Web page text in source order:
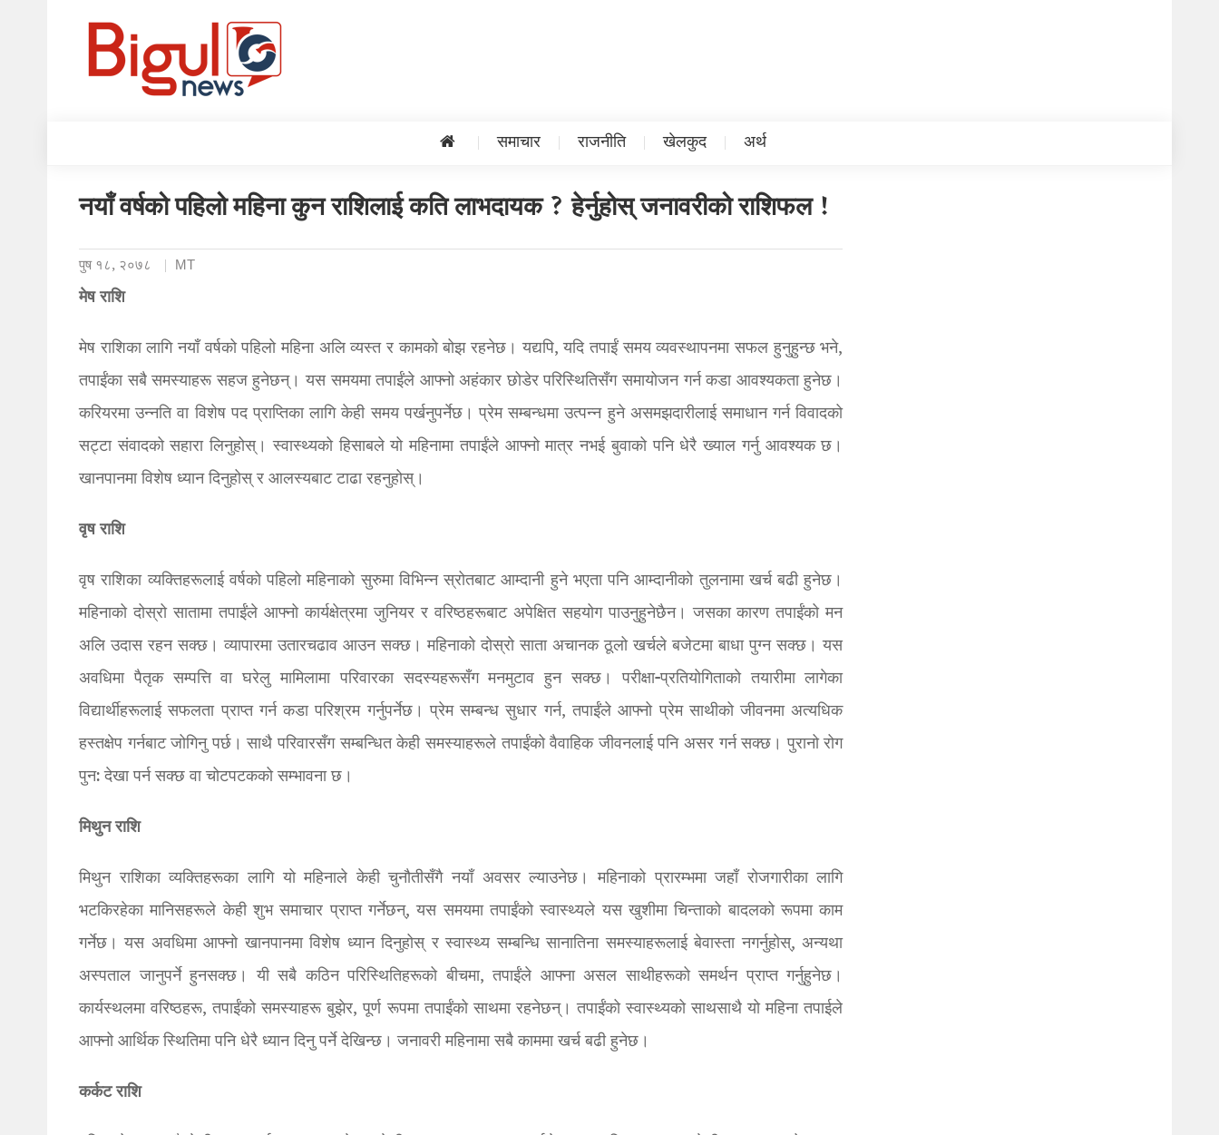
समाचार राजनीति खेलकुद अर्थ
नयाँ वर्षको पहिलो महिना कुन राशिलाई कति लाभदायक ? हेर्नुहोस् जनावरीको राशिफल !
पुष १८, २०७८ MT
मेष राशि
मेष राशिका लागि नयाँ वर्षको पहिलो महिना अलि व्यस्त र कामको बोझ रहनेछ। यद्यपि, यदि तपाईं समय व्यवस्थापनमा सफल हुनुहुन्छ भने,
तपाईंका सबै समस्याहरू सहज हुनेछन्। यस समयमा तपाईंले आफ्नो अहंकार छोडेर परिस्थितिसँग समायोजन गर्न कडा आवश्यकता हुनेछ।
करियरमा उन्नति वा विशेष पद प्राप्तिका लागि केही समय पर्खनुपर्नेछ। प्रेम सम्बन्धमा उत्पन्न हुने असमझदारीलाई समाधान गर्न विवादको
सट्टा संवादको सहारा लिनुहोस्। स्वास्थ्यको हिसाबले यो महिनामा तपाईंले आफ्नो मात्र नभई बुवाको पनि धेरै ख्याल गर्नु आवश्यक छ।
खानपानमा विशेष ध्यान दिनुहोस् र आलस्यबाट टाढा रहनुहोस्।
वृष राशि
वृष राशिका व्यक्तिहरूलाई वर्षको पहिलो महिनाको सुरुमा विभिन्न स्रोतबाट आम्दानी हुने भएता पनि आम्दानीको तुलनामा खर्च बढी हुनेछ।
महिनाको दोस्रो सातामा तपाईंले आफ्नो कार्यक्षेत्रमा जुनियर र वरिष्ठहरूबाट अपेक्षित सहयोग पाउनुहुनेछैन। जसका कारण तपाईंको मन
अलि उदास रहन सक्छ। व्यापारमा उतारचढाव आउन सक्छ। महिनाको दोस्रो साता अचानक ठूलो खर्चले बजेटमा बाधा पुग्न सक्छ। यस
अवधिमा पैतृक सम्पत्ति वा घरेलु मामिलामा परिवारका सदस्यहरूसँग मनमुटाव हुन सक्छ। परीक्षा-प्रतियोगिताको तयारीमा लागेका
विद्यार्थीहरूलाई सफलता प्राप्त गर्न कडा परिश्रम गर्नुपर्नेछ। प्रेम सम्बन्ध सुधार गर्न, तपाईंले आफ्नो प्रेम साथीको जीवनमा अत्यधिक
हस्तक्षेप गर्नबाट जोगिनु पर्छ। साथै परिवारसँग सम्बन्धित केही समस्याहरूले तपाईंको वैवाहिक जीवनलाई पनि असर गर्न सक्छ। पुरानो रोग
पुन: देखा पर्न सक्छ वा चोटपटकको सम्भावना छ।
मिथुन राशि
मिथुन राशिका व्यक्तिहरूका लागि यो महिनाले केही चुनौतीसँगै नयाँ अवसर ल्याउनेछ। महिनाको प्रारम्भमा जहाँ रोजगारीका लागि
भटकिरहेका मानिसहरूले केही शुभ समाचार प्राप्त गर्नेछन्, यस समयमा तपाईंको स्वास्थ्यले यस खुशीमा चिन्ताको बादलको रूपमा काम
गर्नेछ। यस अवधिमा आफ्नो खानपानमा विशेष ध्यान दिनुहोस् र स्वास्थ्य सम्बन्धि सानातिना समस्याहरूलाई बेवास्ता नगर्नुहोस्, अन्यथा
अस्पताल जानुपर्ने हुनसक्छ। यी सबै कठिन परिस्थितिहरूको बीचमा, तपाईंले आफ्ना असल साथीहरूको समर्थन प्राप्त गर्नुहुनेछ।
कार्यस्थलमा वरिष्ठहरू, तपाईंको समस्याहरू बुझेर, पूर्ण रूपमा तपाईंको साथमा रहनेछन्। तपाईंको स्वास्थ्यको साथसाथै यो महिना तपाईले
आफ्नो आर्थिक स्थितिमा पनि धेरै ध्यान दिनु पर्ने देखिन्छ। जनावरी महिनामा सबै काममा खर्च बढी हुनेछ।
कर्कट राशि